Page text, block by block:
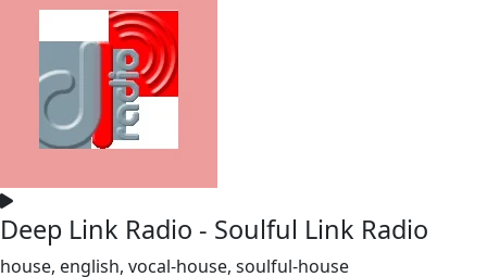
Deep Link Radio - Soulful Link Radio
house, english, vocal-house, soulful-house